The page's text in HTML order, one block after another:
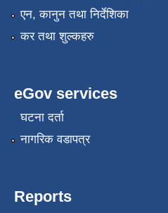
एन, कानुन तथा निर्देशिका
कर तथा शुल्कहरु
eGov services
घटना दर्ता
नागरिक वडापत्र
Reports